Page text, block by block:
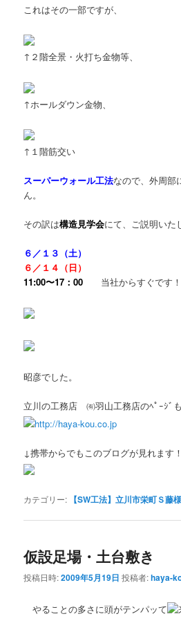
これはその一部ですが、
↑２階全景・火打ち金物等、
↑ホールダウン金物、
↑１階筋交い
スーパーウォール工法なので、外周部
ん。
その訳は構造見学会にて、ご説明いた
６／１３（土）
６／１４（日）
11:00〜17：00 当社からすぐです！
昭彦でした。
立川の工務店 ㈲羽山工務店のﾍﾟｰｼﾞ
http://haya-kou.co.jp
↓携帯からでもこのブログが見れます！
カテゴリー: 【SW工法】立川市栄町Ｓ藤
仮設足場・土台敷き
投稿日時:2009年5月19日 投稿者:haya-
やることの多さに頭がテンパッて